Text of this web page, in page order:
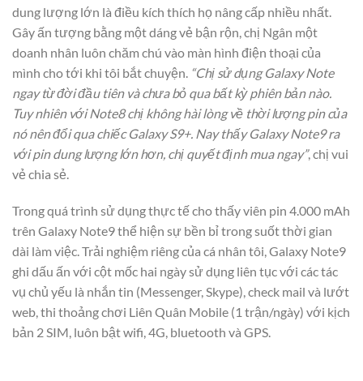
dung lượng lớn là điều kích thích họ nâng cấp nhiều nhất.
Gây ấn tượng bằng một dáng vẻ bận rộn, chị Ngân một
doanh nhân luôn chăm chú vào màn hình điện thoại của
mình cho tới khi tôi bắt chuyện. “Chị sử dụng Galaxy Note
ngay từ đời đầu tiên và chưa bỏ qua bất kỳ phiên bản nào.
Tuy nhiên với Note8 chị không hài lòng về thời lượng pin của
nó nên đổi qua chiếc Galaxy S9+. Nay thấy Galaxy Note9 ra
với pin dung lượng lớn hơn, chị quyết định mua ngay”, chị vui
vẻ chia sẻ.
Trong quá trình sử dụng thực tế cho thấy viên pin 4.000 mAh
trên Galaxy Note9 thể hiện sự bền bỉ trong suốt thời gian
dài làm việc. Trải nghiệm riêng của cá nhân tôi, Galaxy Note9
ghi dấu ấn với cột mốc hai ngày sử dụng liên tục với các tác
vụ chủ yếu là nhắn tin (Messenger, Skype), check mail và lướt
web, thi thoảng chơi Liên Quân Mobile (1 trận/ngày) với kịch
bản 2 SIM, luôn bật wifi, 4G, bluetooth và GPS.